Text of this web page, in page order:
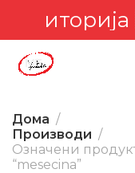
Дома
Производи
Означени
“mesecina”